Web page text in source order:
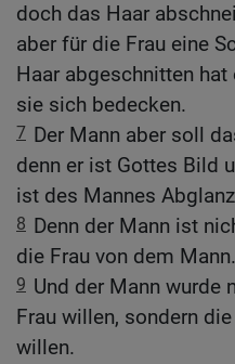
doch das Haar
aber für die Frau eine
Haar abgeschnitten
sie sich bedecken.
7 Der Mann aber soll
denn er ist Gottes Bild
ist des Mannes
8 Denn der Mann ist
die Frau von dem Mann.
9 Und der Mann wurde
Frau willen, sondern
willen.